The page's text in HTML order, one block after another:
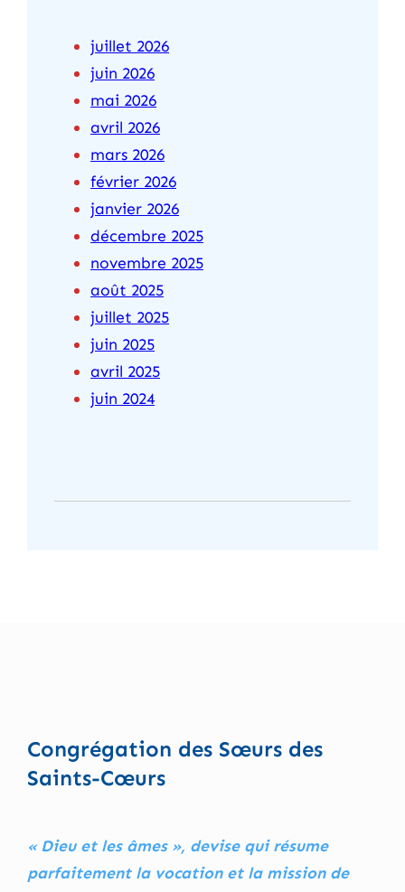
juillet 2026
juin 2026
mai 2026
avril 2026
mars 2026
février 2026
janvier 2026
décembre 2025
novembre 2025
août 2025
juillet 2025
juin 2025
avril 2025
juin 2024
Congrégation des Sœurs des
Saints-Cœurs
« Dieu et les âmes », devise qui résume
parfaitement la vocation et la mission de